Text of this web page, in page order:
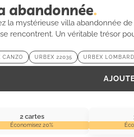
abandonnée
la mystérieuse villa abandonnée
rencontrent. Un véritable trésor
CANZO URBEX 22035 URBEX
2 cartes
Économisez 20%